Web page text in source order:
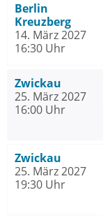
Berlin
Kreuzberg
14. März 2027
16:30 Uhr
Zwickau
25. März 2027
16:00 Uhr
Zwickau
25. März 2027
19:30 Uhr